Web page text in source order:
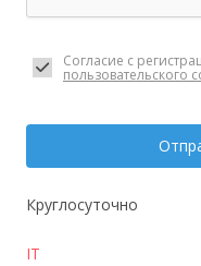
Согласие с
пользовательского
Круглосуточно
IT